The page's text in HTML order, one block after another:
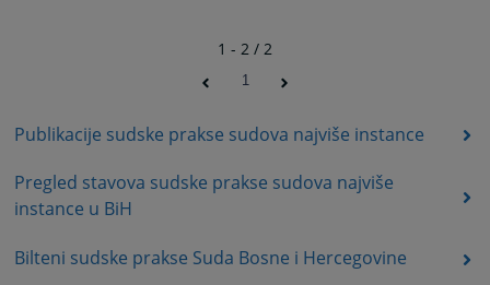
Publikacije sudske prakse sudova najviše instance
Pregled stavova sudske prakse sudova najviše
instance u BiH
Bilteni sudske prakse Suda Bosne i Hercegovine
1 - 2 / 2
1